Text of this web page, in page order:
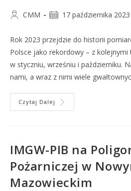
CMM 17 października 2023
Rok 2023 przejdzie do historii
Polsce jako rekordowy – z
w styczniu, wrześniu i październiku.
nami, a wraz z nimi wiele
Czytaj Dalej
IMGW-PIB na
Pożarniczej w
Mazowieckim